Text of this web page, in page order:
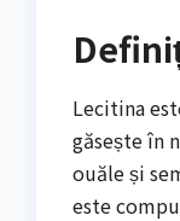
Lecitina
găsește în
ouăle și
este